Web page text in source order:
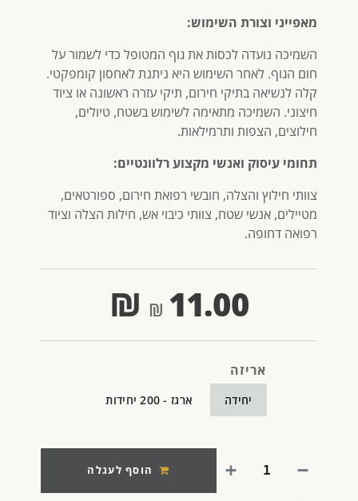
מאפייני וצורת השימוש:
השמיכה נועדה לכסות את גוף המטופל כדי לשמור על
חום הגוף. לאחר השימוש היא ניתנת לאחסון קומפקטי.
קלה לנשיאה בתיקי חירום, תיקי עזרה ראשונה או ציוד
חיצוני. השמיכה מתאימה לשימוש בשטח, טיולים,
חילוצים, הצפות ותרמילאות.
תחומי עיסוק ואנשי מקצוע רלוונטיים:
צוותי חילוץ והצלה, חובשי רפואת חירום, ספורטאים,
מטיילים, אנשי שטח, צוותי כיבוי אש, חילות הצלה וציוד
רפואה דחופה.
11.00
₪
אריזה
יחידה ארגז - 200 יחידות
הוסף לעגלה